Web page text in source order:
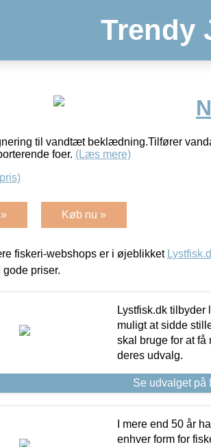
Trendy
til vandtæt beklædning.Tilfører
foer. (Læs mere)
Køb nu »
fiskeri-webshops er i øjeblikket
gode priser.
Lystfisk.dk
muligt at sidde
skal bruge for at få
deres udvalg.
Se udvalget på
I mere end 50 år
enhver form for